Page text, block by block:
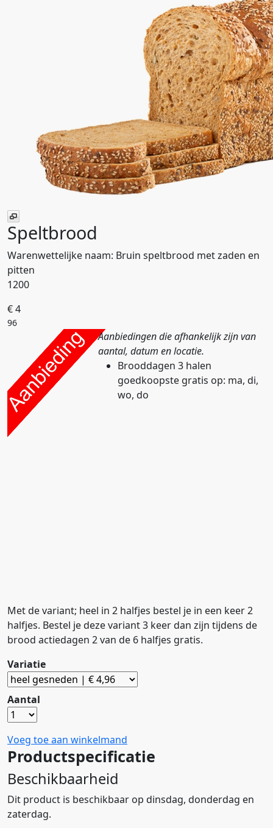
Speltbrood
Warenwettelijke naam: Bruin speltbrood met zaden en
pitten
1200
€ 4
96
Aanbiedingen die afhankelijk zijn van
aantal, datum en locatie.
Brooddagen 3 halen
goedkoopste gratis op: ma, di,
wo, do
Met de variant; heel in 2 halfjes bestel je in een keer 2
halfjes. Bestel je deze variant 3 keer dan zijn tijdens de
brood actiedagen 2 van de 6 halfjes gratis.
Variatie
Aantal
Voeg toe aan winkelmand
Productspecificatie
Beschikbaarheid
Dit product is beschikbaar op dinsdag, donderdag en
zaterdag.